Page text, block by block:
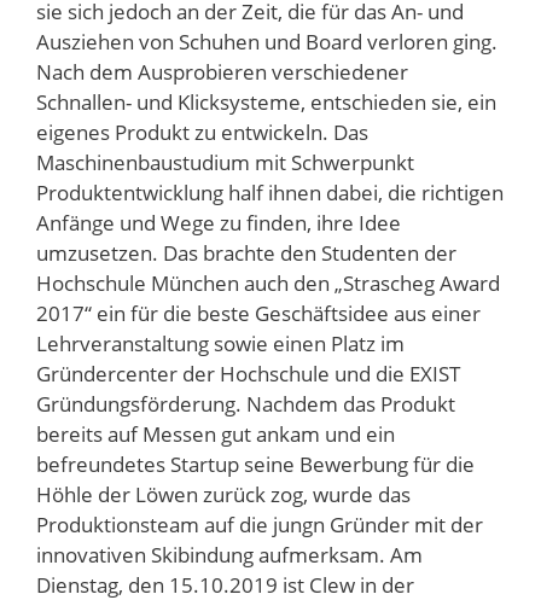
sie sich jedoch an der Zeit, die für das An- und
Ausziehen von Schuhen und Board verloren ging.
Nach dem Ausprobieren verschiedener
Schnallen- und Klicksysteme, entschieden sie, ein
eigenes Produkt zu entwickeln. Das
Maschinenbaustudium mit Schwerpunkt
Produktentwicklung half ihnen dabei, die richtigen
Anfänge und Wege zu finden, ihre Idee
umzusetzen. Das brachte den Studenten der
Hochschule München auch den „Strascheg Award
2017“ ein für die beste Geschäftsidee aus einer
Lehrveranstaltung sowie einen Platz im
Gründercenter der Hochschule und die EXIST
Gründungsförderung. Nachdem das Produkt
bereits auf Messen gut ankam und ein
befreundetes Startup seine Bewerbung für die
Höhle der Löwen zurück zog, wurde das
Produktionsteam auf die jungn Gründer mit der
innovativen Skibindung aufmerksam. Am
Dienstag, den 15.10.2019 ist Clew in der